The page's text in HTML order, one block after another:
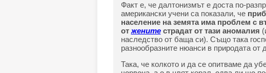
Факт е, че далтонизмът е доста по-
американски учени са показали, че
население на земята има проблем с
от женитестрадат от тази аномалия
наследство от баща си). Също така
разнообразните нюанси в природата от
Така, че колкото и да се опитваме да